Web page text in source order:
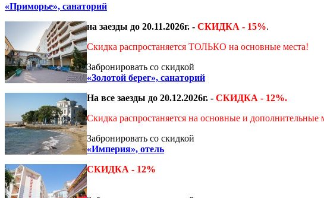
«Приморье», санаторий
на заезды до 20.11.2026г. - СКИДКА - 15%.
Скидка распростаняется ТОЛЬКО на основные места!
Забронировать со скидкой
«Золотой берег», санаторий
На все заезды до 20.12.2026г. - СКИДКА - 12%.
Скидка распростаняется на основные и дополнительные
Забронировать со скидкой
«Империя», отель
СКИДКА - 12%